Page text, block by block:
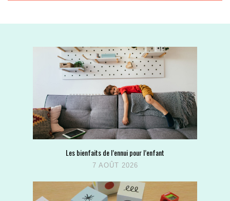
Les bienfaits de l’ennui pour l’enfant
7 AOÛT 2026